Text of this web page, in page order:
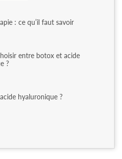
: ce qu’il faut savoir
entre botox et acide
?
hyaluronique ?